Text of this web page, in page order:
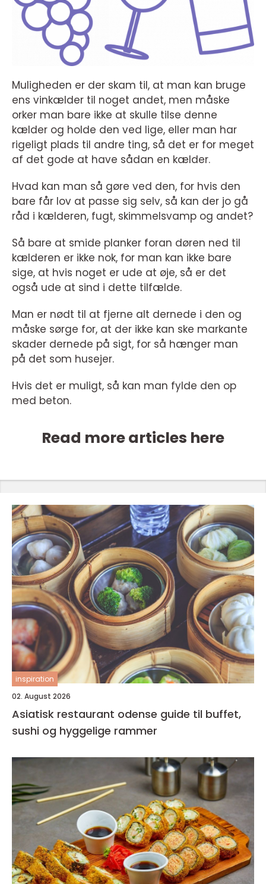
Muligheden er der skam til, at man kan bruge
ens vinkælder til noget andet, men måske
orker man bare ikke at skulle tilse denne
kælder og holde den ved lige, eller man har
rigeligt plads til andre ting, så det er for meget
af det gode at have sådan en kælder.
Hvad kan man så gøre ved den, for hvis den
bare får lov at passe sig selv, så kan der jo gå
råd i kælderen, fugt, skimmelsvamp og andet?
Så bare at smide planker foran døren ned til
kælderen er ikke nok, for man kan ikke bare
sige, at hvis noget er ude at øje, så er det
også ude at sind i dette tilfælde.
Man er nødt til at fjerne alt dernede i den og
måske sørge for, at der ikke kan ske markante
skader dernede på sigt, for så hænger man
på det som husejer.
Hvis det er muligt, så kan man fylde den op
med beton.
Read more articles here
inspiration
02. August 2026
Asiatisk restaurant odense guide til buffet,
sushi og hyggelige rammer